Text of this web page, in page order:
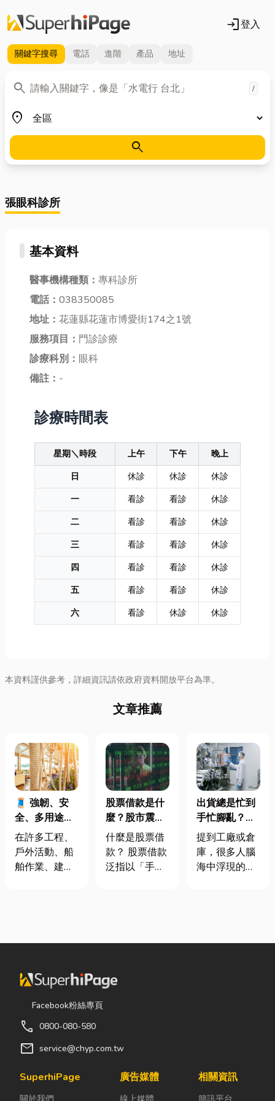
login登入
關鍵字搜尋 電話 進階 產品 地址
search
關鍵字 /
place
地區
search
張眼科診所
基本資料
醫事機構種類： 專科診所
電話： 038350085
地址： 花蓮縣花蓮市博愛街174之1號
服務項目： 門診診療
診療科別： 眼科
備註： -
診療時間表
星期＼時段 上午 下午
晚上
日
休診 休診
休診
一
看診 看診
休診
二
看診 看診
休診
三
看診 看診
休診
四
看診 看診
休診
五
看診 看診
休診
六
看診 休診 休診
本資料謹供參考，詳細資訊請依政府資料開放平台為準。
文章推薦
🧵 強韌、安
全、多用途！
從繩索到安全
網的全方位防
護應用指南
在許多工程、
戶外活動、船
舶作業、建築
網」其實都是
被忽略的設
備。很多人以
為繩子只是拿
其實在專業領
域中，繩索不
關係到安全、
股票借款是什
麼？股市震盪|
股票借款、股
票質借、當鋪
借款完整比較
什麼是股票借
款？ 股票借款
泛指以「手中
的融資方式，
能取得資金應
依承作單位不
為證券公司的
出貨總是忙到
手忙腳亂？包
裝自動化其實
沒有你想像中
那麼遙遠！
提到工廠或倉
庫，很多人腦
海中浮現的畫
著出貨。但你
路購物越來越
Facebook粉絲專頁
call 0800-080-580
mail service@chyp.com.tw
SuperhiPage
關於我們
廣告媒體
線上媒體
相關資訊
簡訊平台